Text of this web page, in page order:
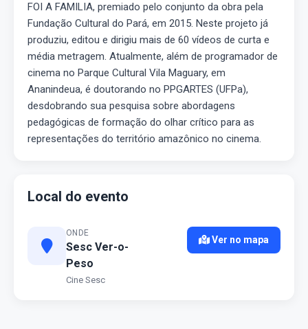
FOI A FAMILIA, premiado pelo conjunto da obra pela
Fundação Cultural do Pará, em 2015. Neste projeto já
produziu, editou e dirigiu mais de 60 vídeos de curta e
média metragem. Atualmente, além de programador de
cinema no Parque Cultural Vila Maguary, em
Ananindeua, é doutorando no PPGARTES (UFPa),
desdobrando sua pesquisa sobre abordagens
pedagógicas de formação do olhar crítico para as
representações do território amazônico no cinema.
Local do evento
ONDE
Sesc Ver-o-
Peso
Cine Sesc
Ver no mapa